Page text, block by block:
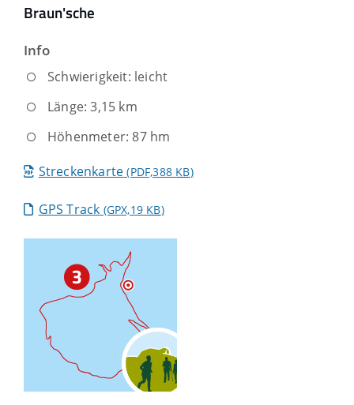
Braun'sche
Info
Schwierigkeit: leicht
Länge: 3,15 km
Höhenmeter: 87 hm
Streckenkarte (PDF,388 KB)
GPS Track (GPX,19 KB)